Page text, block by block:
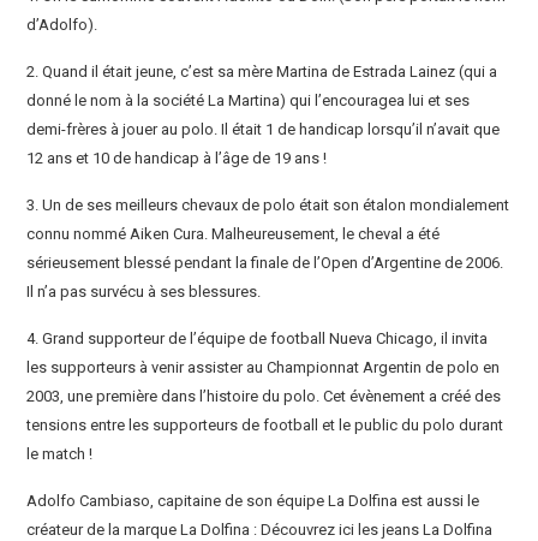
d’Adolfo).
2. Quand il était jeune, c’est sa mère Martina de Estrada Lainez (qui a
donné le nom à la société La Martina) qui l’encouragea lui et ses
demi-frères à jouer au polo. Il était 1 de handicap lorsqu’il n’avait que
12 ans et 10 de handicap à l’âge de 19 ans !
3. Un de ses meilleurs chevaux de polo était son étalon mondialement
connu nommé Aiken Cura. Malheureusement, le cheval a été
sérieusement blessé pendant la finale de l’Open d’Argentine de 2006.
Il n’a pas survécu à ses blessures.
4. Grand supporteur de l’équipe de football Nueva Chicago, il invita
les supporteurs à venir assister au Championnat Argentin de polo en
2003, une première dans l’histoire du polo. Cet évènement a créé des
tensions entre les supporteurs de football et le public du polo durant
le match !
Adolfo Cambiaso, capitaine de son équipe La Dolfina est aussi le
créateur de la marque La Dolfina : Découvrez ici les jeans La Dolfina